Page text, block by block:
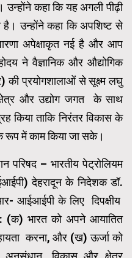
कहा कि यह अगली पीढ़ी
उन्होंने कहा कि अपशिष्ट से
अपेक्षाकृत नई है और आप
ने वैज्ञानिक और औद्योगिक
प्रयोगशालाओं से सूक्ष्म लघु
और उद्योग जगत के साथ
ताकि निरंतर विकास के
रूप में काम किया जा सके।
परिषद – भारतीय पेट्रोलियम
देहरादून के निदेशक डॉ.
आईआईपी के लिए दिपक्षीय
: (क) भारत को अपने आयातित
करना, और (ख) ऊर्जा को